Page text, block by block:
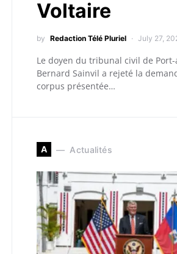
Voltaire
by Redaction Télé Pluriel July 27,
Le doyen du tribunal civil de
Bernard Sainvil a rejeté la
corpus présentée…
A Actualités